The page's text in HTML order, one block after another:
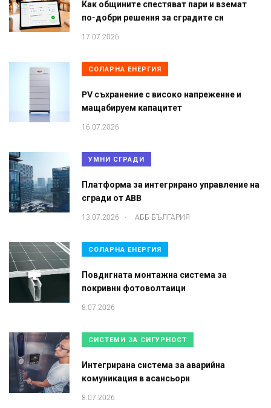
Как общините спестяват пари и вземат
по-добри решения за сградите си
17.07.2026
СОЛАРНА ЕНЕРГИЯ
PV съхранение с високо напрежение и
мащабируем капацитет
16.07.2026
УМНИ СГРАДИ
Платформа за интегрирано управление на
сгради от ABB
13.07.2026 АББ БЪЛГАРИЯ
СОЛАРНА ЕНЕРГИЯ
Повдигната монтажна система за
покривни фотоволтаици
8.07.2026
СИСТЕМИ ЗА СИГУРНОСТ
Интегрирана система за аварийна
комуникация в асансьори
8.07.2026